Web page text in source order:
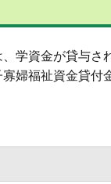
学資金が貸与さ
寡婦福祉資金貸付